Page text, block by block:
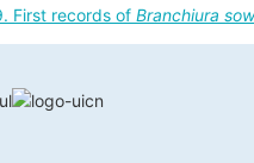
First records of Branchiura